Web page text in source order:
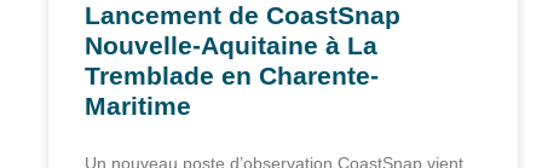
Lancement de CoastSnap
Nouvelle-Aquitaine à La
Tremblade en Charente-
Maritime
Un nouveau poste d’observation CoastSnap vient